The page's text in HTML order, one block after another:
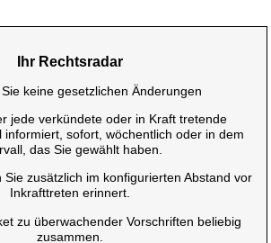
Ihr Rechtsradar
keine gesetzlichen Änderungen
jede verkündete oder in Kraft tretende
informiert, sofort, wöchentlich oder in dem
das Sie gewählt haben.
Sie zusätzlich im konfigurierten Abstand vor
Inkrafttreten erinnert.
zu überwachender Vorschriften beliebig
zusammen.